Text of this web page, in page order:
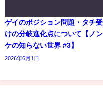
ゲイのポジション問題・タチ受
けの分岐進化点について【ノン
ケの知らない世界 #3】
2026年6月1日